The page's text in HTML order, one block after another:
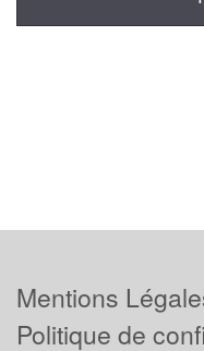
Mentions
Politique de